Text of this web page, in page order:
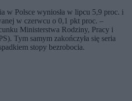
w Polsce wyniosła w lipcu 5,9 proc. i
w czerwcu o 0,1 pkt proc. –
Ministerstwa Rodziny, Pracy i
Tym samym zakończyła się seria
stopy bezrobocia.